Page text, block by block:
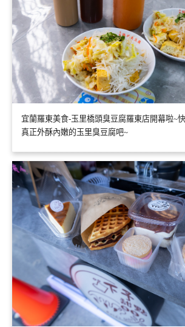
宜蘭羅東美食-玉里橋頭臭豆腐羅東店開幕啦~
真正外酥內嫩的玉里臭豆腐吧~